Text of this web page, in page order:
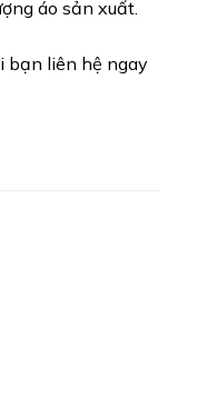
áo sản xuất.
bạn liên hệ ngay